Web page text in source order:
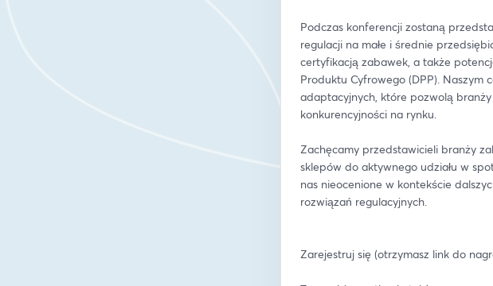
Podczas konferencji zostaną
regulacji na małe i średnie
certyfikacją zabawek, a także
Produktu Cyfrowego (DPP). Naszym
adaptacyjnych, które pozwolą
konkurencyjności na rynku.
Zachęcamy przedstawicieli branży
sklepów do aktywnego udziału w
nas nieocenione w kontekście
rozwiązań regulacyjnych.
Zarejestruj się (otrzymasz link do